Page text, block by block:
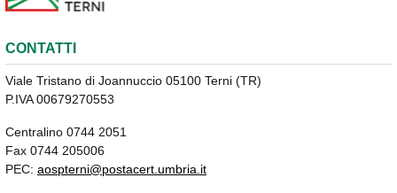
CONTATTI
Viale Tristano di Joannuccio 05100 Terni (TR)
P.IVA 00679270553
Centralino 0744 2051
Fax 0744 205006
PEC: aospterni@postacert.umbria.it